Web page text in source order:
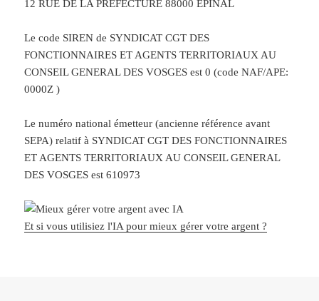
12 RUE DE LA PREFECTURE 88000 EPINAL
Le code SIREN de SYNDICAT CGT DES
FONCTIONNAIRES ET AGENTS TERRITORIAUX AU
CONSEIL GENERAL DES VOSGES est 0 (code NAF/APE:
0000Z )
Le numéro national émetteur (ancienne référence avant
SEPA) relatif à SYNDICAT CGT DES FONCTIONNAIRES
ET AGENTS TERRITORIAUX AU CONSEIL GENERAL
DES VOSGES est 610973
Et si vous utilisiez l'IA pour mieux gérer votre argent ?